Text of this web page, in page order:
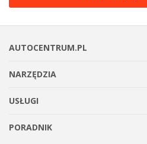
AUTOCENTRUM.PL
NARZĘDZIA
USŁUGI
PORADNIK